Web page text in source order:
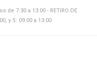
de 7:30 a 13:00 - RETIRO DE
y S: 09:00 a 13:00